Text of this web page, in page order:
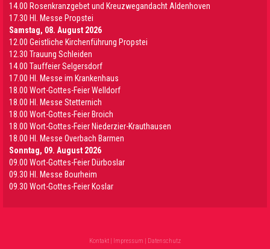
14.00 Rosenkranzgebet und Kreuzwegandacht Aldenhoven
17.30 Hl. Messe Propstei
Samstag, 08. August 2026
12.00 Geistliche Kirchenführung Propstei
12.30 Trauung Schleiden
14.00 Tauffeier Selgersdorf
17.00 Hl. Messe im Krankenhaus
18.00 Wort-Gottes-Feier Welldorf
18.00 Hl. Messe Stetternich
18.00 Wort-Gottes-Feier Broich
18.00 Wort-Gottes-Feier Niederzier-Krauthausen
18.00 Hl. Messe Overbach Barmen
Sonntag, 09. August 2026
09.00 Wort-Gottes-Feier Dürboslar
09.30 HI. Messe Bourheim
09.30 Wort-Gottes-Feier Koslar
Kontakt Impressum Datenschutz